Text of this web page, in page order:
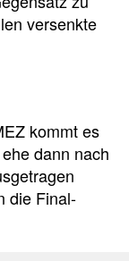
versenkte
kommt es
dann nach
die Final-